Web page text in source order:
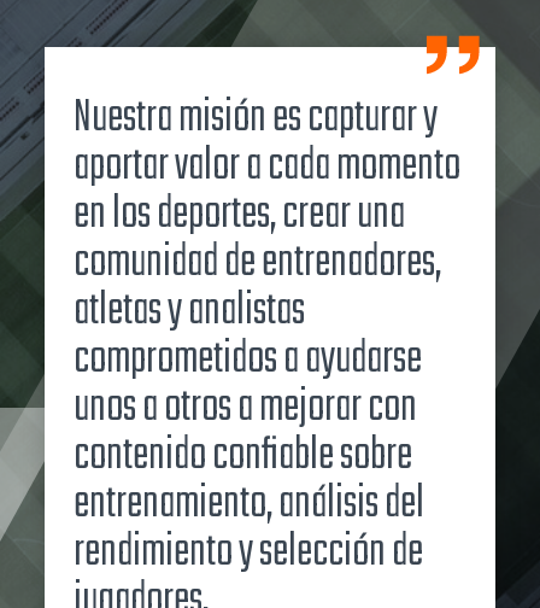
Nuestra misión es capturar y
aportar valor a cada momento
en los deportes, crear una
comunidad de entrenadores,
atletas y analistas
comprometidos a ayudarse
unos a otros a mejorar con
contenido confiable sobre
entrenamiento, análisis del
rendimiento y selección de